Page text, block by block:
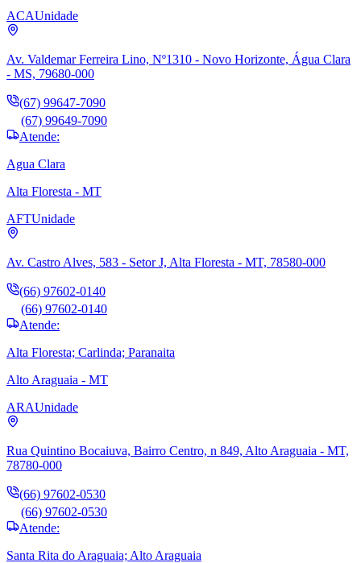
ACAUnidade
Av. Valdemar Ferreira Lino, Nº1310 - Novo Horizonte, Água Clara
- MS, 79680-000
(67) 99647-7090
(67) 99649-7090
Atende:
Agua Clara
Alta Floresta - MT
AFTUnidade
Av. Castro Alves, 583 - Setor J, Alta Floresta - MT, 78580-000
(66) 97602-0140
(66) 97602-0140
Atende:
Alta Floresta; Carlinda; Paranaita
Alto Araguaia - MT
ARAUnidade
Rua Quintino Bocaiuva, Bairro Centro, n 849, Alto Araguaia - MT,
78780-000
(66) 97602-0530
(66) 97602-0530
Atende:
Santa Rita do Araguaia; Alto Araguaia